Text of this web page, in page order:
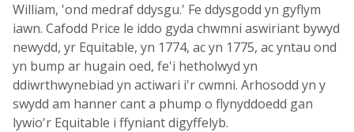
William, 'ond medraf ddysgu.' Fe ddysgodd yn gyflym
iawn. Cafodd Price le iddo gyda chwmni aswiriant bywyd
newydd, yr Equitable, yn 1774, ac yn 1775, ac yntau ond
yn bump ar hugain oed, fe'i hetholwyd yn
ddiwrthwynebiad yn actiwari i'r cwmni. Arhosodd yn y
swydd am hanner cant a phump o flynyddoedd gan
lywio'r Equitable i ffyniant digyffelyb.